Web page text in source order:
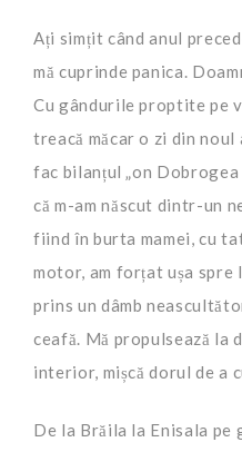
Ați simțit când anul
mă cuprinde panica.
Cu gândurile proptite pe
treacă măcar o zi din noul
fac bilanțul „on Dobrogea
că m-am născut dintr-un
fiind în burta mamei, cu
motor, am forțat ușa spre
prins un dâmb
ceafă. Mă propulsează la
interior, mișcă dorul de a
De la Brăila la Enisala pe